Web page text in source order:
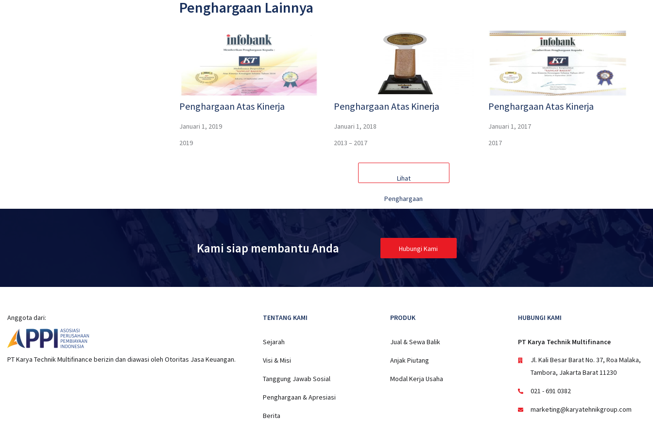
Penghargaan Lainnya
Penghargaan Atas Kinerja
Januari 1, 2019
2019
Penghargaan Atas Kinerja
Januari 1, 2018
2013 – 2017
Penghargaan Atas Kinerja
Januari 1, 2017
2017
Lihat
Penghargaan
Kami siap membantu Anda Hubungi Kami
Anggota dari:
PT Karya Technik Multifinance berizin dan diawasi oleh Otoritas Jasa Keuangan.
TENTANG KAMI
Sejarah
Visi & Misi
Tanggung Jawab Sosial
Penghargaan & Apresiasi
Berita
PRODUK
Jual & Sewa Balik
Anjak Piutang
Modal Kerja Usaha
HUBUNGI KAMI
PT Karya Technik Multifinance
Jl. Kali Besar Barat No. 37, Roa Malaka,
Tambora, Jakarta Barat 11230
021 - 691 0382
marketing@karyatehnikgroup.com